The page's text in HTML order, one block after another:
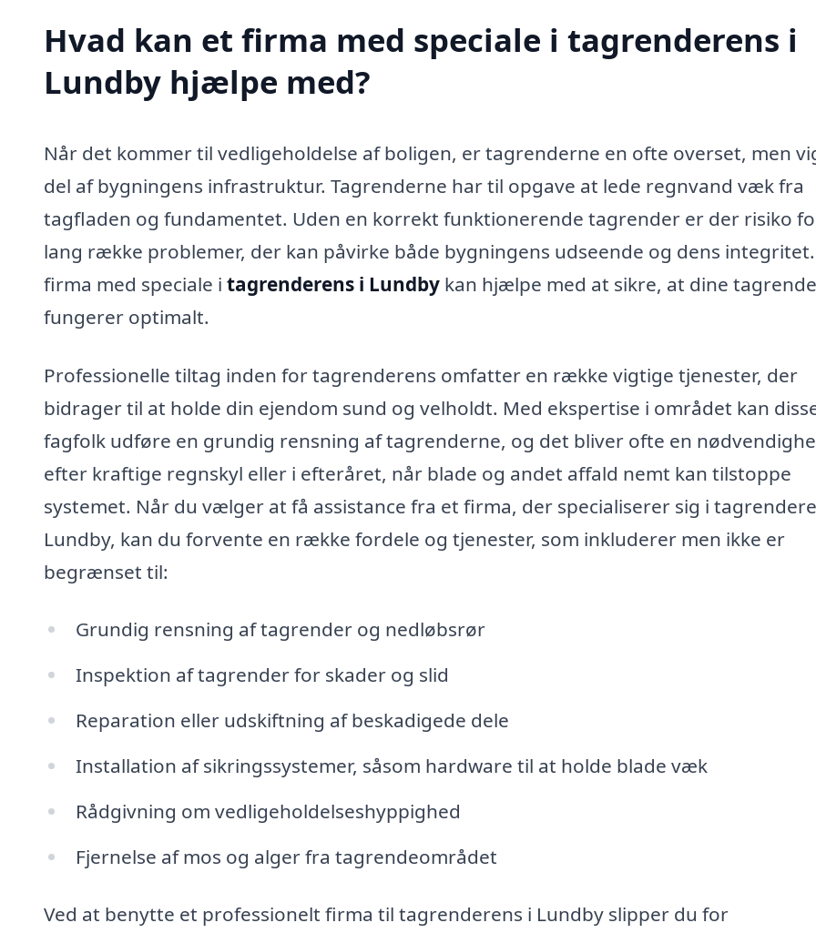
Hvad kan et firma med speciale i tagrenderens i
Lundby hjælpe med?
Når det kommer til vedligeholdelse af boligen, er tagrenderne en ofte overset, men
del af bygningens infrastruktur. Tagrenderne har til opgave at lede regnvand væk fra
tagfladen og fundamentet. Uden en korrekt funktionerende tagrender er der risiko
lang række problemer, der kan påvirke både bygningens udseende og dens
firma med speciale i tagrenderens i Lundby kan hjælpe med at sikre, at dine
fungerer optimalt.
Professionelle tiltag inden for tagrenderens omfatter en række vigtige tjenester, der
bidrager til at holde din ejendom sund og velholdt. Med ekspertise i området kan
fagfolk udføre en grundig rensning af tagrenderne, og det bliver ofte en
efter kraftige regnskyl eller i efteråret, når blade og andet affald nemt kan tilstoppe
systemet. Når du vælger at få assistance fra et firma, der specialiserer sig i
Lundby, kan du forvente en række fordele og tjenester, som inkluderer men ikke er
begrænset til:
Grundig rensning af tagrender og nedløbsrør
Inspektion af tagrender for skader og slid
Reparation eller udskiftning af beskadigede dele
Installation af sikringssystemer, såsom hardware til at holde blade væk
Rådgivning om vedligeholdelseshyppighed
Fjernelse af mos og alger fra tagrendeområdet
Ved at benytte et professionelt firma til tagrenderens i Lundby slipper du for